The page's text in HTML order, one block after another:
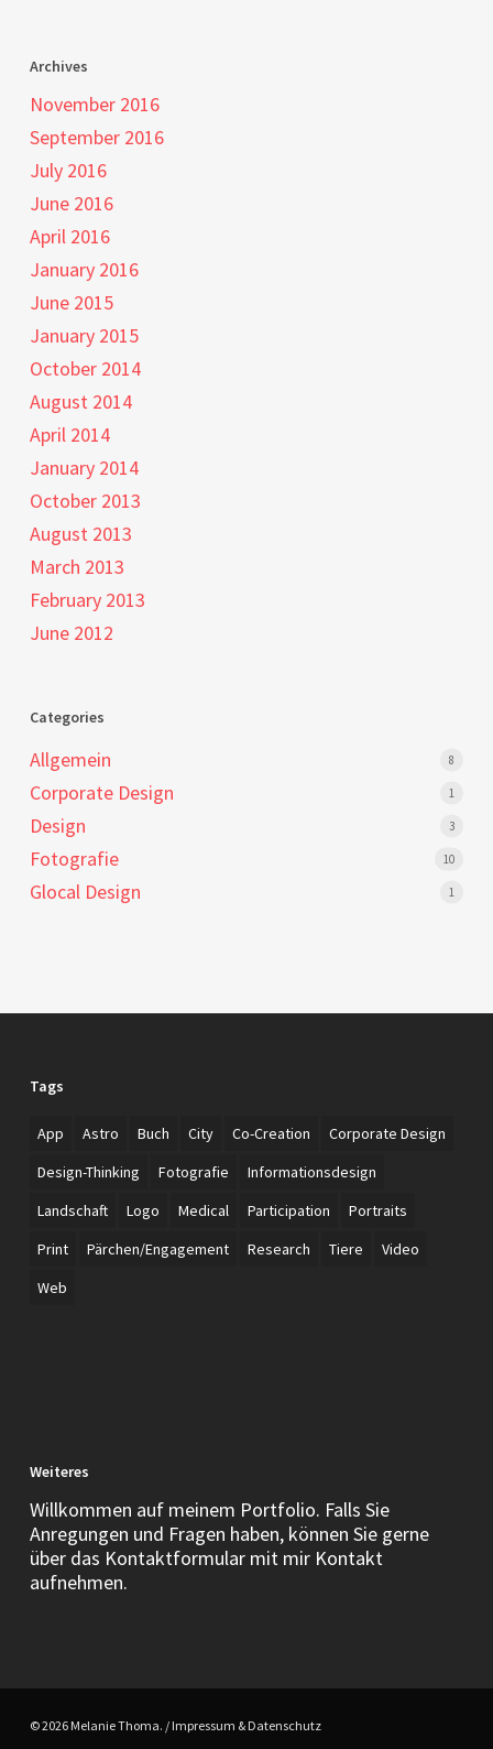
Archives
November 2016
September 2016
July 2016
June 2016
April 2016
January 2016
June 2015
January 2015
October 2014
August 2014
April 2014
January 2014
October 2013
August 2013
March 2013
February 2013
June 2012
Categories
Allgemein 8
Corporate Design 1
Design 3
Fotografie 10
Glocal Design 1
Tags
App Astro Buch City Co-Creation
Corporate Design
Design-Thinking
Fotografie
Informationsdesign
Landschaft
Logo Medical Participation
Portraits
Print
Pärchen/Engagement Research Tiere
Video
Web
Weiteres
Willkommen auf meinem Portfolio. Falls Sie
Anregungen und Fragen haben, können Sie gerne
über das Kontaktformular mit mir Kontakt
aufnehmen.
© 2026 Melanie Thoma. / Impressum & Datenschutz